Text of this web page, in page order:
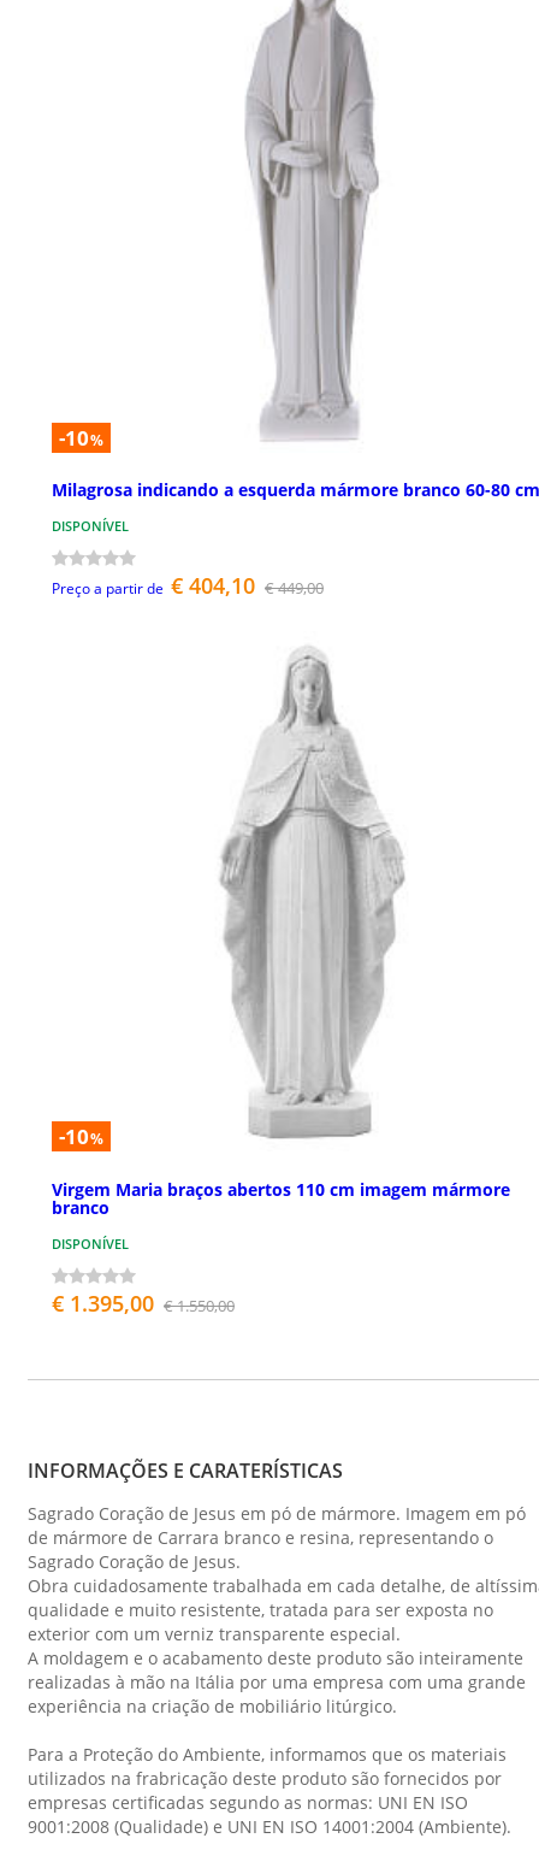
-10%
Milagrosa indicando a esquerda mármore branco 60-80 cm
DISPONÍVEL
Preço a partir de € 404,10 € 449,00
-10%
Virgem Maria braços abertos 110 cm imagem mármore
branco
DISPONÍVEL
€ 1.395,00 € 1.550,00
INFORMAÇÕES E CARATERÍSTICAS
Sagrado Coração de Jesus em pó de mármore. Imagem em pó
de mármore de Carrara branco e resina, representando o
Sagrado Coração de Jesus.
Obra cuidadosamente trabalhada em cada detalhe, de
qualidade e muito resistente, tratada para ser exposta no
exterior com um verniz transparente especial.
A moldagem e o acabamento deste produto são inteiramente
realizadas à mão na Itália por uma empresa com uma grande
experiência na criação de mobiliário litúrgico.
Para a Proteção do Ambiente, informamos que os materiais
utilizados na frabricação deste produto são fornecidos por
empresas certificadas segundo as normas: UNI EN ISO
9001:2008 (Qualidade) e UNI EN ISO 14001:2004 (Ambiente).